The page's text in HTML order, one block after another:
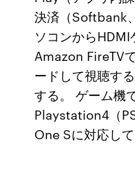
決済（Softbank
ソコンから
Amazon FireTV
ードして視聴す
する。 ゲーム機
Playstation4（
One Sに対応して